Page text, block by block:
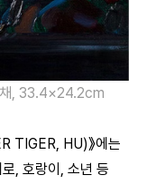
, 33.4×24.2cm
TIGER, HU)》에는
, 호랑이, 소년 등